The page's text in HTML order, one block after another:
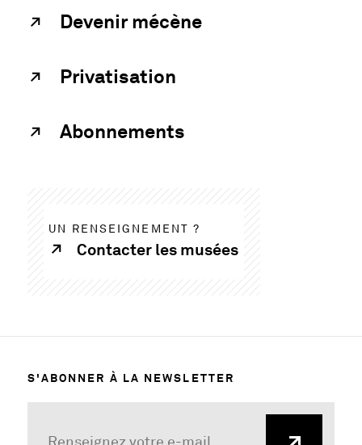
Devenir mécène
Privatisation
Abonnements
UN RENSEIGNEMENT ?
Contacter les musées
S'ABONNER À LA NEWSLETTER